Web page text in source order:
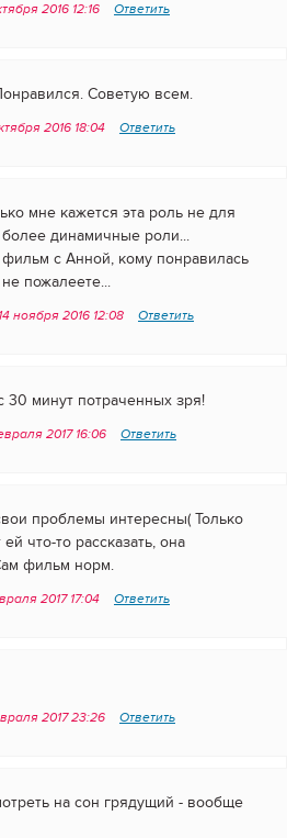
2016 12:16 Ответить
Советую всем.
2016 18:04 Ответить
мне кажется эта роль не для
динамичные роли...
с Анной, кому понравилась
пожалеете...
ноября 2016 12:08 Ответить
30 минут потраченных зря!
2017 16:06 Ответить
проблемы интересны( Только
что-то рассказать, она
фильм норм.
2017 17:04 Ответить
2017 23:26 Ответить
на сон грядущий - вообще